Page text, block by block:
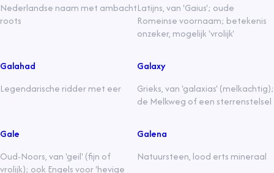
Nederlandse naam met ambacht
roots
Latijns, van 'Gaius'; oude
Romeinse voornaam; betekenis
onzeker, mogelijk 'vrolijk'
Galahad
Legendarische ridder met eer
Galaxy
Grieks, van 'galaxias' (melkachtig);
de Melkweg of een sterrenstelsel
Gale
Oud-Noors, van 'geil' (fijn of
vrolijk); ook Engels voor 'hevige
Galena
Natuursteen, lood erts mineraal